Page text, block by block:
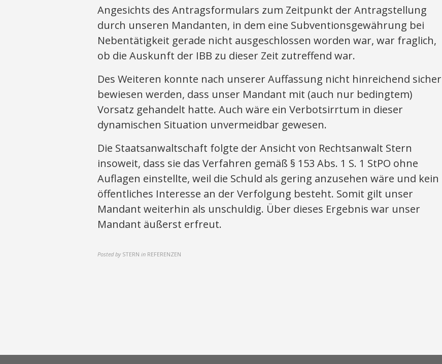
Angesichts des Antragsformulars zum Zeitpunkt der Antragstellung
durch unseren Mandanten, in dem eine Subventionsgewährung bei
Nebentätigkeit gerade nicht ausgeschlossen worden war, war fraglich,
ob die Auskunft der IBB zu dieser Zeit zutreffend war.
Des Weiteren konnte nach unserer Auffassung nicht hinreichend sicher
bewiesen werden, dass unser Mandant mit (auch nur bedingtem)
Vorsatz gehandelt hatte. Auch wäre ein Verbotsirrtum in dieser
dynamischen Situation unvermeidbar gewesen.
Die Staatsanwaltschaft folgte der Ansicht von Rechtsanwalt Stern
insoweit, dass sie das Verfahren gemäß § 153 Abs. 1 S. 1 StPO ohne
Auflagen einstellte, weil die Schuld als gering anzusehen wäre und kein
öffentliches Interesse an der Verfolgung besteht. Somit gilt unser
Mandant weiterhin als unschuldig. Über dieses Ergebnis war unser
Mandant äußerst erfreut.
Posted by STERN in REFERENZEN